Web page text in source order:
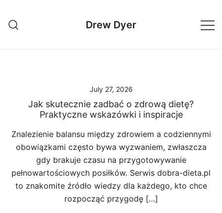
content
Drew Dyer
July 27, 2026
Jak skutecznie zadbać o zdrową dietę?
Praktyczne wskazówki i inspiracje
Znalezienie balansu między zdrowiem a codziennymi
obowiązkami często bywa wyzwaniem, zwłaszcza
gdy brakuje czasu na przygotowywanie
pełnowartościowych posiłków. Serwis dobra-dieta.pl
to znakomite źródło wiedzy dla każdego, kto chce
rozpocząć przygodę […]